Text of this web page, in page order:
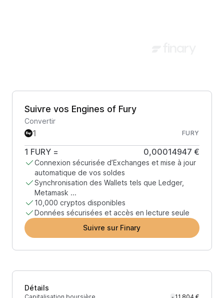
Suivre vos Engines of Fury
Convertir
FURY
1 FURY = 0,00014947 €
Connexion sécurisée d’Exchanges et mise à jour
automatique de vos soldes
Synchronisation des Wallets tels que Ledger,
Metamask ...
10,000 cryptos disponibles
Données sécurisées et accès en lecture seule
Suivre sur Finary
Détails